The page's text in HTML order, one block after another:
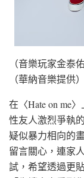
（音樂玩家金泰
（華納音樂提供）
在〈Hate on me
性友人激烈爭執
疑似暴力相向的
留言關心，連家
試，希望透過更